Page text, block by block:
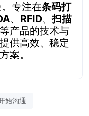
。专注在条码打
、 RFID、扫描
等产品的技术与
供高效、稳定
案。
始沟通